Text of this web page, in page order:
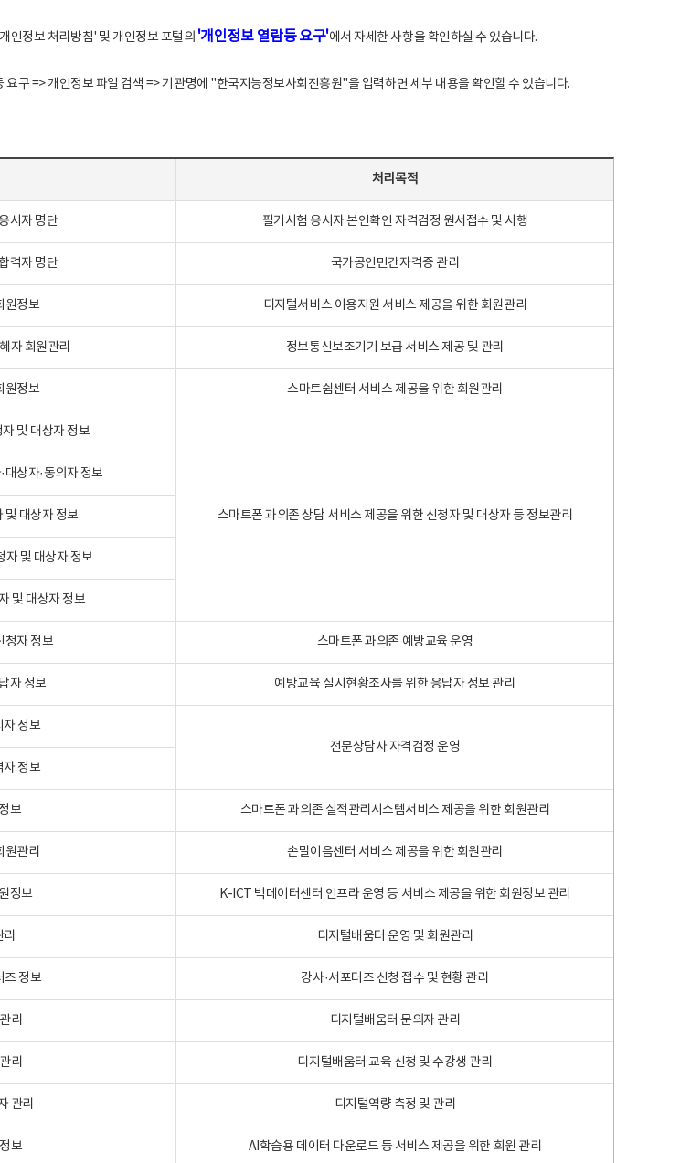
인정보 처리방침' 및 개인정보 포털의 '개인정보 열람등 요구'에서 자세한 사항을 확인하실 수 있습니다.
=> 개인정보 파일 검색 => 기관명에 "한국지능정보사회진흥원"을 입력하면 세부 내용을 확인할 수 있습니다.
처리목적
시자 명단 필기시험 응시자 본인확인 자격검정 원서접수 및 시행
격자 명단 국가공인민간자격증 관리
원정보 디지털서비스 이용지원 서비스 제공을 위한 회원관리
자 회원관리 정보통신보조기기 보급 서비스 제공 및 관리
원정보 스마트쉼센터 서비스 제공을 위한 회원관리
및 대상자 정보
스마트폰 과의존 상담 서비스 제공을 위한 신청자 및 대상자 등 정보관리
대상자·동의자 정보
및 대상자 정보
자 및 대상자 정보
및 대상자 정보
청자 정보 스마트폰 과의존 예방교육 운영
자 정보 예방교육 실시현황조사를 위한 응답자 정보 관리
자 정보
전문상담사 자격검정 운영
자 정보
보 스마트폰 과의존 실적관리시스템서비스 제공을 위한 회원관리
원관리 손말이음센터 서비스 제공을 위한 회원관리
정보 K-ICT 빅데이터센터 인프라 운영 등 서비스 제공을 위한 회원정보 관리
디지털배움터 운영 및 회원관리
즈 정보 강사·서포터즈 신청 접수 및 현황 관리
리 디지털배움터 문의자 관리
리 디지털배움터 교육 신청 및 수강생 관리
관리 디지털역량 측정 및 관리
보 AI학습용 데이터 다운로드 등 서비스 제공을 위한 회원 관리